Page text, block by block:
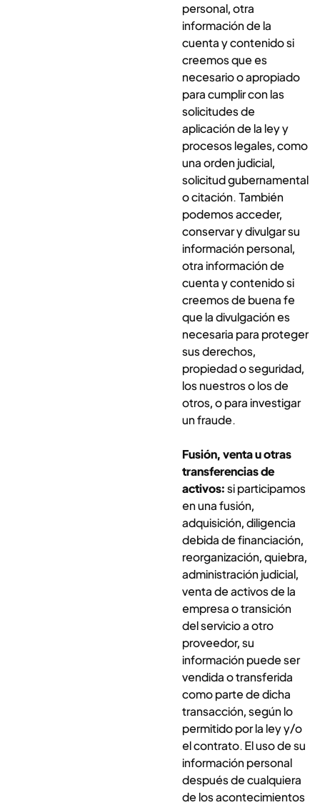
personal, otra
información de la
cuenta y contenido si
creemos que es
necesario o apropiado
para cumplir con las
solicitudes de
aplicación de la ley y
procesos legales, como
una orden judicial,
solicitud gubernamental
o citación. También
podemos acceder,
conservar y divulgar su
información personal,
otra información de
cuenta y contenido si
creemos de buena fe
que la divulgación es
necesaria para proteger
sus derechos,
propiedad o seguridad,
los nuestros o los de
otros, o para investigar
un fraude.
Fusión, venta u otras
transferencias de
activos:si participamos
en una fusión,
adquisición, diligencia
debida de financiación,
reorganización, quiebra,
administración judicial,
venta de activos de la
empresa o transición
del servicio a otro
proveedor, su
información puede ser
vendida o transferida
como parte de dicha
transacción, según lo
permitido por la ley y/o
el contrato. El uso de su
información personal
después de cualquiera
de los acontecimientos